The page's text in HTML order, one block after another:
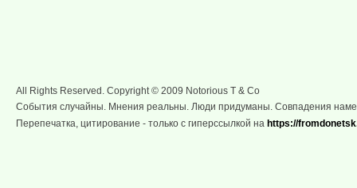
All Rights Reserved. Copyright © 2009 Notorious T & Co
События случайны. Мнения реальны. Люди придуманы. Совпадения
Перепечатка, цитирование - только с гиперссылкой на https://